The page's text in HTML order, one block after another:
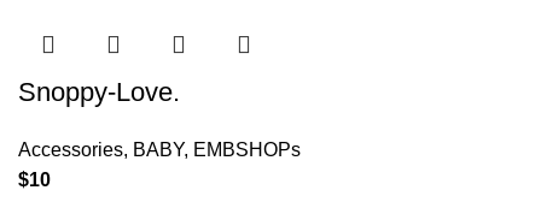
Snoppy-Love.
Accessories, BABY, EMBSHOPs
$10